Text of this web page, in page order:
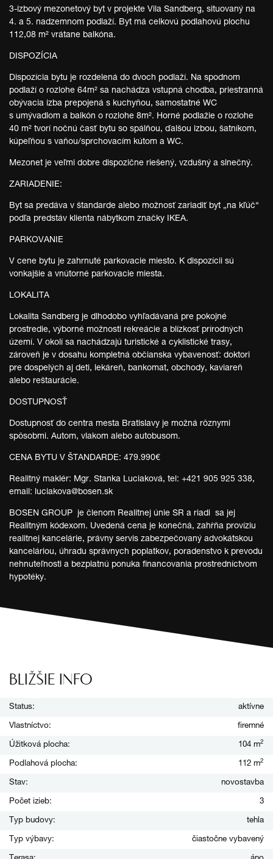
3-izbový mezonetový byt v projekte Vila Sandberg, situovaný na
4. a 5. nadzemnom podlaží. Byt má celkovú podlahovú plochu
112,08 m² vrátane balkóna.
DISPOZÍCIA
Dispozícia bytu je rozdelená do dvoch podlaží. Na spodnom
podlaží o rozlohe 64m² sa nachádza vstupná chodba, priestranná
obývacia izba prepojená s kuchyňou, samostatné WC
s umývadlom a balkón o rozlohe 8m². Horné podlažie o rozlohe
40 m² tvorí nočnú časť bytu so spálňou, ďalšou izbou, šatníkom,
kúpeľňou s vaňou/sprchovacím kútom a WC.
Mezonet je veľmi dobre dispozične riešený, vzdušný a slnečný.
ZARIADENIE:
Byt sa predáva v štandarde alebo možnosť zariadiť byt „na kľúč“
podľa predstáv klienta nábytkom značky IKEA.
PARKOVANIE
V cene bytu je zahrnuté parkovacie miesto. K dispozícii sú
vonkajšie a vnútorné parkovacie miesta.
LOKALITA
Lokalita Sandberg je dlhodobo vyhľadávaná pre pokojné
prostredie, výborné možnosti rekreácie a blízkosť prírodných
území. V okolí sa nachádzajú turistické a cyklistické trasy,
zároveň je v dosahu kompletná občianska vybavenosť: doktori
pre dospelých aj deti, lekáreň, bankomat, obchody, kaviareň
alebo reštaurácie.
DOSTUPNOSŤ
Dostupnosť do centra mesta Bratislavy je možná rôznymi
spôsobmi. Autom, vlakom alebo autobusom.
CENA BYTU V ŠTANDARDE: 479.990€
Realitný maklér: Mgr. Stanka Luciaková, tel: +421 905 925 338,
email: luciakova@bosen.sk
BOSEN GROUP je členom Realitnej únie SR a riadi sa jej
Realitným kódexom. Uvedená cena je konečná, zahŕňa províziu
realitnej kancelárie, právny servis zabezpečovaný advokátskou
kanceláriou, úhradu správnych poplatkov, poradenstvo k prevodu
nehnuteľnosti a bezplatnú ponuka financovania prostredníctvom
hypotéky.
BLIŽŠIE INFO
Status: aktívne
Vlastníctvo: firemné
Úžitková plocha: 104 m2
Podlahová plocha: 112 m2
Stav: novostavba
Počet izieb: 3
Typ budovy: tehla
Typ výbavy: čiastočne vybavený